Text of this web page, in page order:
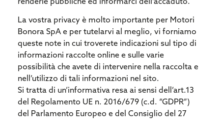
renderle pubbliche ed informarci dell’accaduto.
La vostra privacy è molto importante per Motori
Bonora SpA e per tutelarvi al meglio, vi forniamo
queste note in cui troverete indicazioni sul tipo di
informazioni raccolte online e sulle varie
possibilità che avete di intervenire nella raccolta e
nell’utilizzo di tali informazioni nel sito.
Si tratta di un’informativa resa ai sensi dell’art.13
del Regolamento UE n. 2016/679 (c.d. “GDPR”)
del Parlamento Europeo e del Consiglio del 27